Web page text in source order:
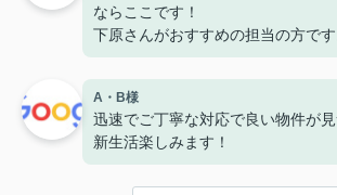
ならここです！
下原さんがおすすめの担当の方です
A・B様
迅速でご丁寧な対応で良い物件が見
新生活楽しみます！